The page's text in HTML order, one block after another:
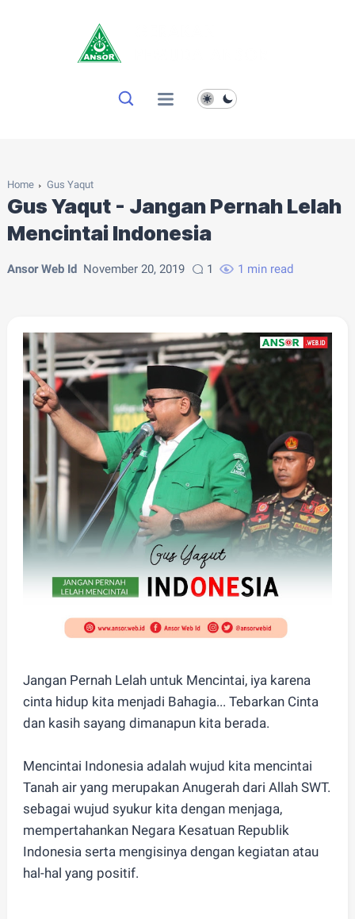
Home Gus Yaqut
Gus Yaqut - Jangan Pernah Lelah
Mencintai Indonesia
Ansor Web Id November 20, 2019 1 1 min read
Jangan Pernah Lelah untuk Mencintai, iya karena
cinta hidup kita menjadi Bahagia... Tebarkan Cinta
dan kasih sayang dimanapun kita berada.
Mencintai Indonesia adalah wujud kita mencintai
Tanah air yang merupakan Anugerah dari Allah SWT.
sebagai wujud syukur kita dengan menjaga,
mempertahankan Negara Kesatuan Republik
Indonesia serta mengisinya dengan kegiatan atau
hal-hal yang positif.